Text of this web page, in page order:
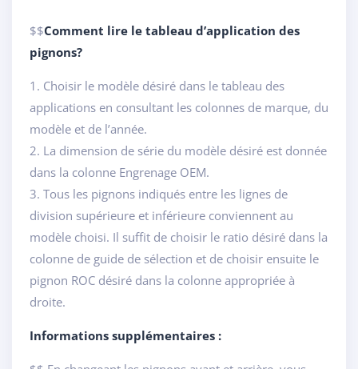
$$Comment lire le tableau d’application des
pignons?
1. Choisir le modèle désiré dans le tableau des
applications en consultant les colonnes de marque, du
modèle et de l’année.
2. La dimension de série du modèle désiré est donnée
dans la colonne Engrenage OEM.
3. Tous les pignons indiqués entre les lignes de
division supérieure et inférieure conviennent au
modèle choisi. Il suffit de choisir le ratio désiré dans la
colonne de guide de sélection et de choisir ensuite le
pignon ROC désiré dans la colonne appropriée à
droite.
Informations supplémentaires :